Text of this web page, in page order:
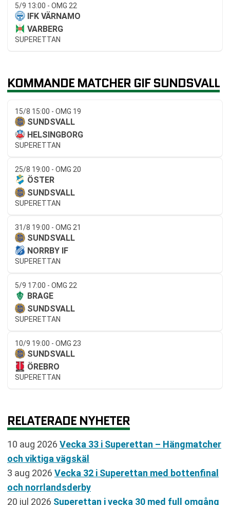
5/9 13:00 - OMG 22
IFK VÄRNAMO
VARBERG
SUPERETTAN
KOMMANDE MATCHER GIF SUNDSVALL
15/8 15:00 - OMG 19
SUNDSVALL
HELSINGBORG
SUPERETTAN
25/8 19:00 - OMG 20
ÖSTER
SUNDSVALL
SUPERETTAN
31/8 19:00 - OMG 21
SUNDSVALL
NORRBY IF
SUPERETTAN
5/9 17:00 - OMG 22
BRAGE
SUNDSVALL
SUPERETTAN
10/9 19:00 - OMG 23
SUNDSVALL
ÖREBRO
SUPERETTAN
RELATERADE NYHETER
10 aug 2026 Vecka 33 i Superettan – Hängmatcher
och viktiga vägskäl
3 aug 2026 Vecka 32 i Superettan med bottenfinal
och norrlandsderby
20 jul 2026 Superettan i vecka 30 med full omgång